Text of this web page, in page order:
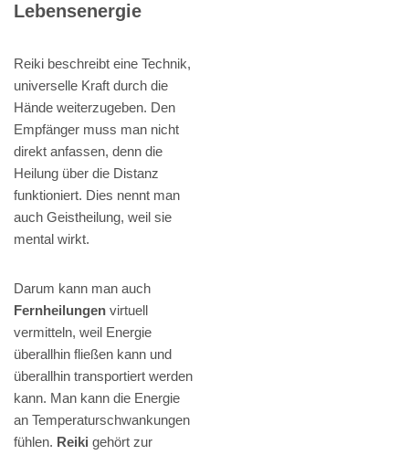
Lebensenergie
Reiki beschreibt eine Technik,
universelle Kraft durch die
Hände weiterzugeben. Den
Empfänger muss man nicht
direkt anfassen, denn die
Heilung über die Distanz
funktioniert. Dies nennt man
auch Geistheilung, weil sie
mental wirkt.
Darum kann man auch
Fernheilungen virtuell
vermitteln, weil Energie
überallhin fließen kann und
überallhin transportiert werden
kann. Man kann die Energie
an Temperaturschwankungen
fühlen. Reiki gehört zur